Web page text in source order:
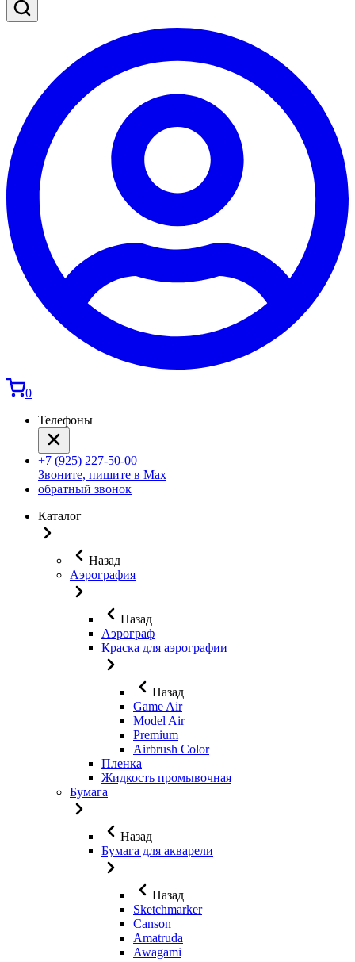
0
Телефоны
+7 (925) 227-50-00
Звоните, пишите в Max
обратный звонок
Каталог
Назад
Аэрография
Назад
Аэрограф
Краска для аэрографии
Назад
Game Air
Model Air
Premium
Airbrush Color
Пленка
Жидкость промывочная
Бумага
Назад
Бумага для акварели
Назад
Sketchmarker
Canson
Amatruda
Awagami